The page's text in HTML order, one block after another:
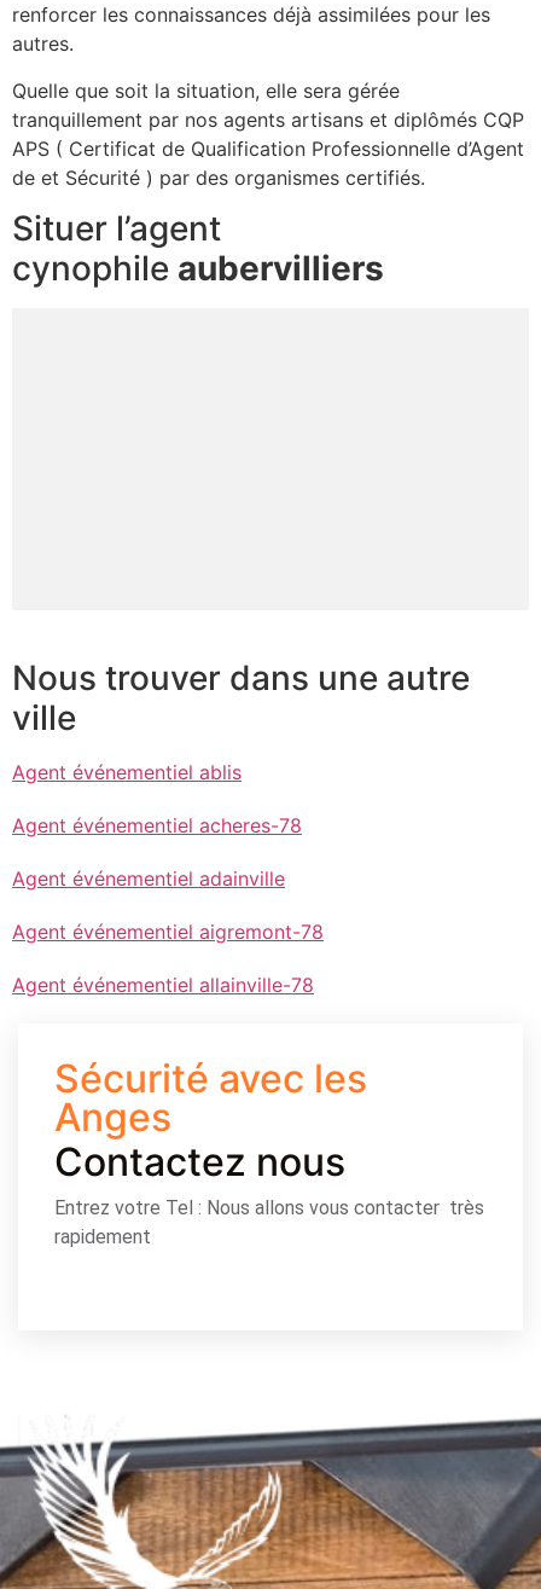
renforcer les connaissances déjà assimilées pour les
autres.
Quelle que soit la situation, elle sera gérée
tranquillement par nos agents artisans et diplômés CQP
APS ( Certificat de Qualification Professionnelle d’Agent
de et Sécurité ) par des organismes certifiés.
Situer l’agent
cynophile aubervilliers
Nous trouver dans une autre
ville
Agent événementiel ablis
Agent événementiel acheres-78
Agent événementiel adainville
Agent événementiel aigremont-78
Agent événementiel allainville-78
Sécurité avec les
Anges
Contactez nous
Entrez votre Tel : Nous allons vous contacter très
rapidement